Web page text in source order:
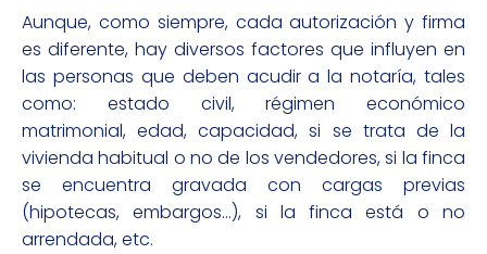
Aunque, como siempre, cada autorización y firma
es diferente, hay diversos factores que influyen en
las personas que deben acudir a la notaría, tales
como: estado civil, régimen económico
matrimonial, edad, capacidad, si se trata de la
vivienda habitual o no de los vendedores, si la finca
se encuentra gravada con cargas previas
(hipotecas, embargos…), si la finca está o no
arrendada, etc.